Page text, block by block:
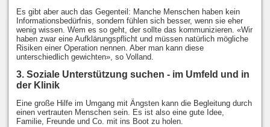
Es gibt aber auch das Gegenteil: Manche Menschen haben kein
Informationsbedürfnis, sondern fühlen sich besser, wenn sie eher
wenig wissen. Wem es so geht, der sollte das kommunizieren. «Wir
haben zwar eine Aufklärungspflicht und müssen natürlich mögliche
Risiken einer Operation nennen. Aber man kann diese
unterschiedlich gewichten», so Volland.
3. Soziale Unterstützung suchen - im Umfeld und in
der Klinik
Eine große Hilfe im Umgang mit Ängsten kann die Begleitung durch
einen vertrauten Menschen sein. Es ist also eine gute Idee,
Familie, Freunde und Co. mit ins Boot zu holen.